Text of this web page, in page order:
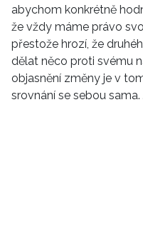
HOME
abychom konkrétně
že vždy máme právo
přestože hrozí, že
dělat něco proti svému
objasnění změny je v
srovnání se sebou